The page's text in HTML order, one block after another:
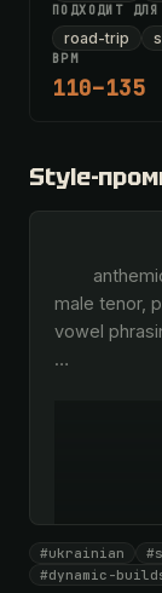
ПОДХОДИТ ДЛЯ
road-trip
BPM
110–135
Style-
male tenor,
…
Все 1069
#ukrainian
#dynamic-